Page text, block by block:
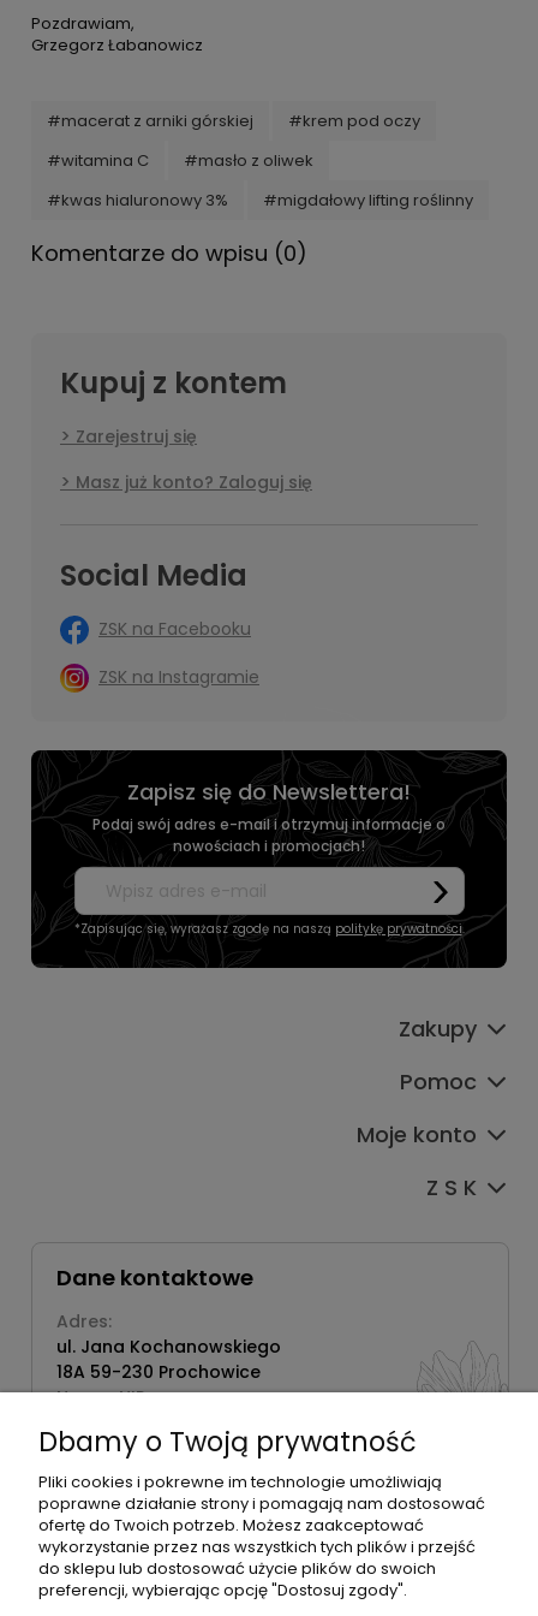
Pozdrawiam,
Grzegorz Łabanowicz
#macerat z arniki górskiej
#krem pod oczy
#witamina C
#masło z oliwek
#kwas hialuronowy 3%
#migdałowy lifting roślinny
Komentarze do wpisu (0)
Kupuj z kontem
Zarejestruj się
Masz już konto? Zaloguj się
Social Media
ZSK na Facebooku
ZSK na Instagramie
Zapisz się do Newslettera!
Podaj swój adres e-mail i otrzymuj informacje o
nowościach i promocjach!
*Zapisując się, wyrażasz zgodę na naszą politykę prywatności.
Zakupy
Pomoc
Moje konto
Z S K
Dane kontaktowe
Adres:
ul. Jana Kochanowskiego
18A 59-230 Prochowice
Numer NIP:
Telefon:
518358020
©2026 Wszelkie Prawa Zastrzeżone | Zrób Sobie Krem
Dbamy o Twoją prywatność
Pliki cookies i pokrewne im technologie umożliwiają
poprawne działanie strony i pomagają nam dostosować
ofertę do Twoich potrzeb. Możesz zaakceptować
wykorzystanie przez nas wszystkich tych plików i przejść
do sklepu lub dostosować użycie plików do swoich
preferencji, wybierając opcję "Dostosuj zgody".